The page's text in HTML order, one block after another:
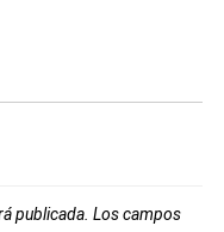
publicada. Los campos